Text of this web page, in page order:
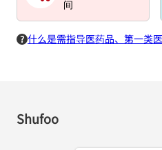
间
什么是需指导医药品、第一类
Shufoo